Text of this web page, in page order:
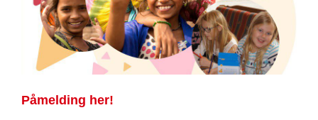
Påmelding her!